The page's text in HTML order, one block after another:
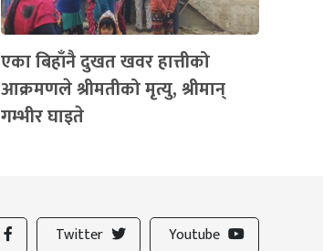
एका बिहाँनै दुखत खवर हात्तीको
आक्रमणले श्रीमतीको मृत्यु, श्रीमान्
गम्भीर घाइते
Twitter Youtube